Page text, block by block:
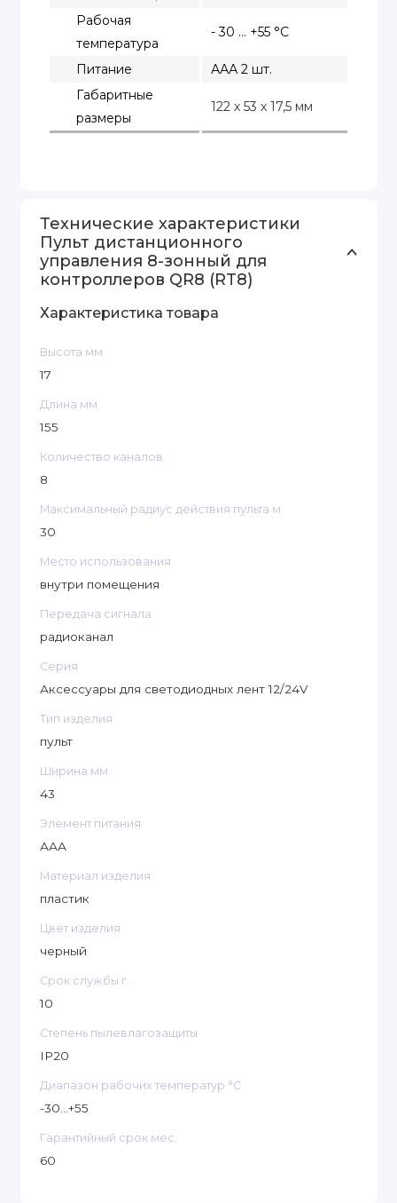
Рабочая
температура
- 30 ... +55 °C
Питание
ААА 2 шт.
Габаритные
размеры
122 х 53 х 17,5 мм
Технические характеристики
Пульт дистанционного
управления 8-зонный для
контроллеров QR8 (RT8)
Характеристика товара
Высота мм
17
Длина мм
155
Количество каналов
8
Максимальный радиус действия пульта м
30
Место использования
внутри помещения
Передача сигнала
радиоканал
Серия
Аксессуары для светодиодных лент 12/24V
Тип изделия
пульт
Ширина мм
43
Элемент питания
ААА
Материал изделия
пластик
Цвет изделия
черный
Срок службы г.
10
Степень пылевлагозащиты
IP20
Диапазон рабочих температур °C
-30...+55
Гарантийный срок мес.
60